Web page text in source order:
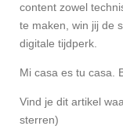
content zowel
te maken, win jij de
digitale tijdperk.
Mi casa es tu casa.
Vind je dit artikel
sterren)